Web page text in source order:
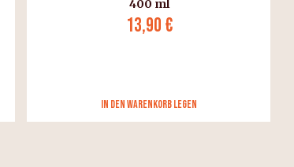
3,30 €
in den Warenkorb legen